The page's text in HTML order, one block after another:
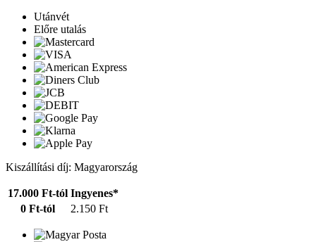
Utánvét
Előre utalás
Kiszállítási díj: Magyarország
17.000 Ft-tól Ingyenes*
0 Ft-tól
2.150 Ft